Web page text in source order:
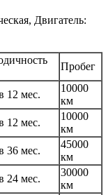
Двигатель:
Пробег
12 мес.
10000
км
12 мес.
10000
км
36 мес.
45000
км
24 мес.
30000
км